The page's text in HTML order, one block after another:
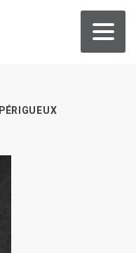
PÉRIGUEUX